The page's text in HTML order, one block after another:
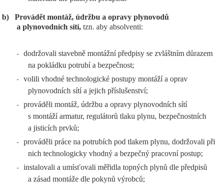
b)
Provádět montáž, údržbu a opravy plynovodů
a plynovodních sítí, tzn. aby absolventi:
-
dodržovali stavebně montážní předpisy se zvláštním důrazem
na pokládku potrubí a bezpečnost;
-
volili vhodné technologické postupy montáží a oprav
plynovodních sítí a jejich příslušenství;
-
prováděli montáž, údržbu a opravy plynovodních sítí
s montáží armatur, regulátorů tlaku plynu, bezpečnostních
a jisticích prvků;
-
prováděli práce na potrubích pod tlakem plynu, dodržovali při
nich technologicky vhodný a bezpečný pracovní postup;
-
instalovali a umísťovali měřidla topných plynů dle předpisů
a zásad montáže dle pokynů výrobců;